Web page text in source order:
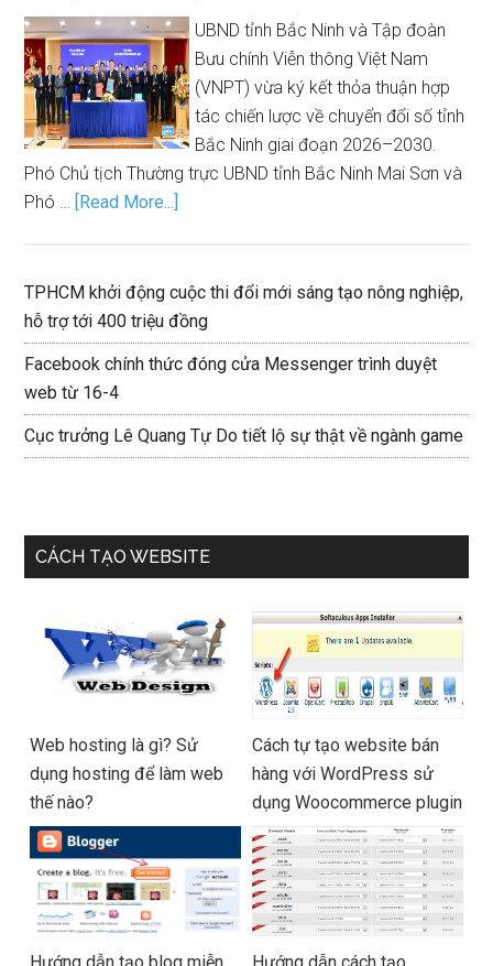
UBND tỉnh Bắc Ninh và Tập đoàn
Bưu chính Viễn thông Việt Nam
(VNPT) vừa ký kết thỏa thuận hợp
tác chiến lược về chuyển đổi số tỉnh
Bắc Ninh giai đoạn 2026–2030.
Phó Chủ tịch Thường trực UBND tỉnh Bắc Ninh Mai Sơn và
Phó … [Read More...]
TPHCM khởi động cuộc thi đổi mới sáng tạo nông nghiệp,
hỗ trợ tới 400 triệu đồng
Facebook chính thức đóng cửa Messenger trình duyệt
web từ 16-4
Cục trưởng Lê Quang Tự Do tiết lộ sự thật về ngành game
CÁCH TẠO WEBSITE
Web hosting là gì? Sử
dụng hosting để làm web
thế nào?
Cách tự tạo website bán
hàng với WordPress sử
dụng Woocommerce plugin